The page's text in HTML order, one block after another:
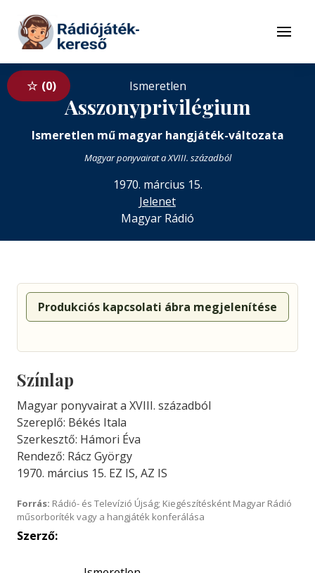
Tovább a tartalomhoz
Menü
0 Ismeretlen
Asszonyprivilégium
Ismeretlen mű magyar hangjáték-változata
Magyar ponyvairat a XVIII. századból
1970. március 15.
Jelenet
Magyar Rádió
Produkciós kapcsolati ábra megjelenítése
Színlap
Magyar ponyvairat a XVIII. századból
Szereplő: Békés Itala
Szerkesztő: Hámori Éva
Rendező: Rácz György
1970. március 15. EZ IS, AZ IS
Forrás: Rádió- és Televízió Újság; Kiegészítésként Magyar Rádió
műsorboríték vagy a hangjáték konferálása
Szerző: